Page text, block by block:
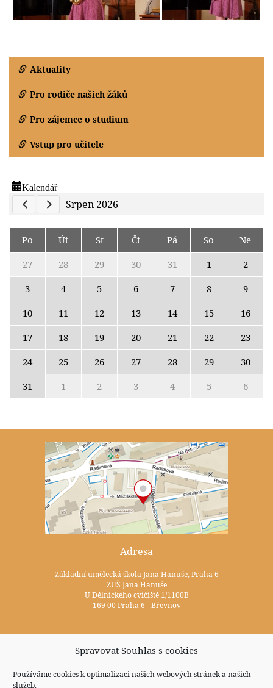
Spravovat Souhlas s cookies
Používáme cookies k optimalizaci našich webových stránek a našich
služeb.
Aktuality
Pro rodiče našich žáků
Pro zájemce o studium
Vstup pro učitele
Kalendář
Previous Calendar
Next Calendar
Srpen 2026
Po Út St Čt Pá So
Ne
27
28 29 30 31 1
2
3
4 5 6 7 8
9
10
11 12 13 14 15
16
17
18 19 20 21 22
23
24
25 26 27 28 29
30
31
1 2 3 4 5 6
Adresa
Základní umělecká škola Jana Hanuše, Praha 6
ZUŠ Jana Hanuše
U Dělnického cvičiště 1/1100B
169 00 Praha 6 - Břevnov